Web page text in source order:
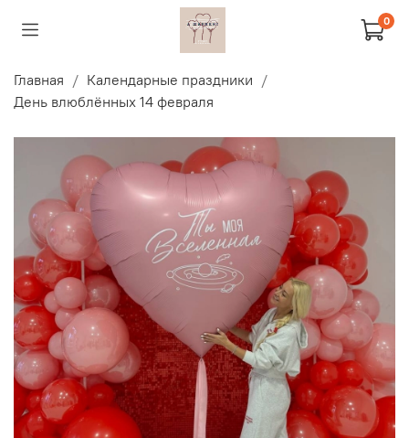
0
Главная
Календарные праздники
День влюблённых 14 февраля